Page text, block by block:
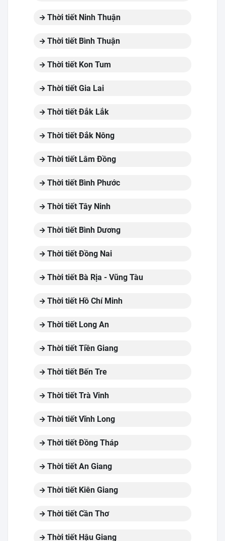
Thời tiết Ninh Thuận
Thời tiết Bình Thuận
Thời tiết Kon Tum
Thời tiết Gia Lai
Thời tiết Đắk Lắk
Thời tiết Đắk Nông
Thời tiết Lâm Đồng
Thời tiết Bình Phước
Thời tiết Tây Ninh
Thời tiết Bình Dương
Thời tiết Đồng Nai
Thời tiết Bà Rịa - Vũng Tàu
Thời tiết Hồ Chí Minh
Thời tiết Long An
Thời tiết Tiền Giang
Thời tiết Bến Tre
Thời tiết Trà Vinh
Thời tiết Vĩnh Long
Thời tiết Đồng Tháp
Thời tiết An Giang
Thời tiết Kiên Giang
Thời tiết Cần Thơ
Thời tiết Hậu Giang